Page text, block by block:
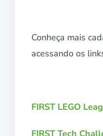
Conheça mais
acessando os
FIRST LEGO
FIRST Tech